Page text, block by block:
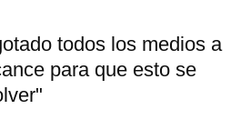
todos los medios a
para que esto se